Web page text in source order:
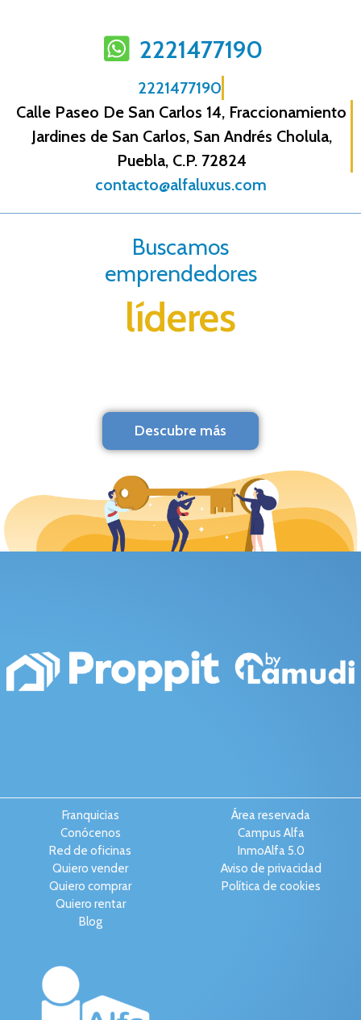
2221477190
2221477190
Calle Paseo De San Carlos 14, Fraccionamiento
Jardines de San Carlos, San Andrés Cholula,
Puebla, C.P. 72824
contacto@alfaluxus.com
Buscamos
emprendedores
líderes
Descubre más
Franquicias
Conócenos
Red de oficinas
Quiero vender
Quiero comprar
Quiero rentar
Blog
Área reservada
Campus Alfa
InmoAlfa 5.0
Aviso de privacidad
Política de cookies